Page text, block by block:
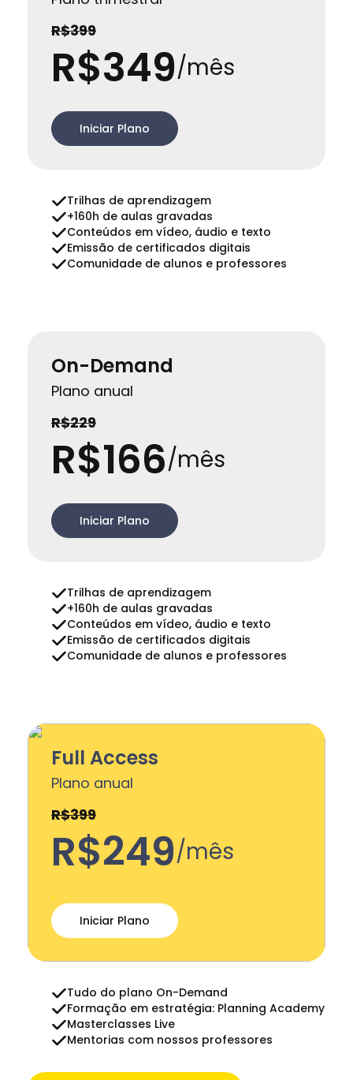
R$399
R$349/mês
Iniciar Plano
Trilhas de aprendizagem
+160h de aulas gravadas
Conteúdos em vídeo, áudio e texto
Emissão de certificados digitais
Comunidade de alunos e professores
On-Demand
Plano anual
R$229
R$166/mês
Iniciar Plano
Trilhas de aprendizagem
+160h de aulas gravadas
Conteúdos em vídeo, áudio e texto
Emissão de certificados digitais
Comunidade de alunos e professores
Full Access
Plano anual
R$399
R$249/mês
.
Iniciar Plano
Tudo do plano On-Demand
Formação em estratégia: Planning Academy
Masterclasses Live
Mentorias com nossos professores